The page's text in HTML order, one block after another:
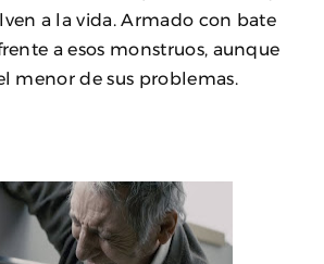
a la vida. Armado con bate
a esos monstruos, aunque
menor de sus problemas.